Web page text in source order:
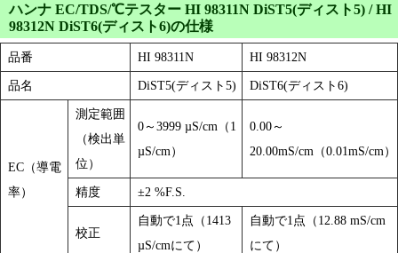
ハンナ EC/TDS/℃テスター HI 98311N DiST5(ディスト5) / HI
98312N DiST6(ディスト6)の仕様
品番 HI 98311N HI 98312N
品名 DiST5(ディスト5) DiST6(ディスト6)
EC（導電
率）
測定範囲
（検出単
位）
0～3999 µS/cm（1
µS/cm）
0.00～
20.00mS/cm（0.01mS/cm）
精度 ±2 %F.S.
校正
自動で1点（1413
µS/cmにて）
自動で1点（12.88 mS/cm
にて）